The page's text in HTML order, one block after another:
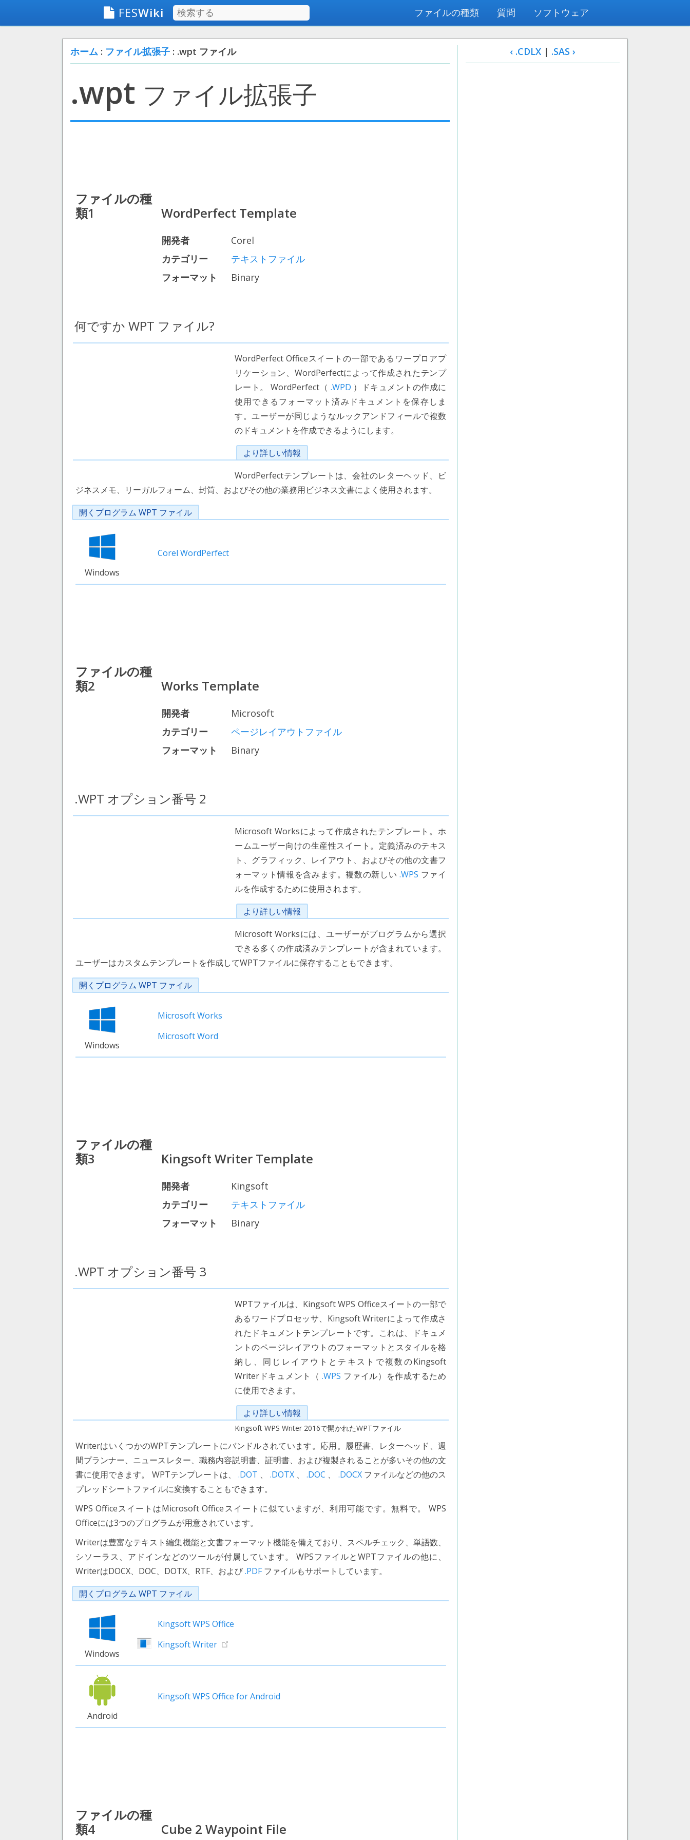
FESWiki ファイルの種類 質問 ソフトウェア
ホーム : ファイル拡張子 : .wpt ファイル
.wpt ファイル拡張子
ファイルの種
類1
WordPerfect Template
開発者
Corel
カテゴリー
テキストファイル
フォーマット
Binary
何ですか WPT ファイル?
WordPerfect Officeスイートの一部であるワープロアプ
リケーション、WordPerfectによって作成されたテンプ
レート。 WordPerfect（ .WPD ）ドキュメントの作成に
使用できるフォーマット済みドキュメントを保存しま
す。ユーザーが同じようなルックアンドフィールで複数
のドキュメントを作成できるようにします。
より詳しい情報
WordPerfectテンプレートは、会社のレターヘッド、ビ
ジネスメモ、リーガルフォーム、封筒、およびその他の業務用ビジネス文書によく使用されます。
開くプログラム WPT ファイル
Windows
Corel WordPerfect
ファイルの種
類2
Works Template
開発者
Microsoft
カテゴリー
ページレイアウトファイル
フォーマット
Binary
.WPT オプション番号 2
Microsoft Worksによって作成されたテンプレート。ホ
ームユーザー向けの生産性スイート。定義済みのテキス
ト、グラフィック、レイアウト、およびその他の文書フ
ォーマット情報を含みます。複数の新しい.WPS ファイ
ルを作成するために使用されます。
より詳しい情報
Microsoft Worksには、ユーザーがプログラムから選択
できる多くの作成済みテンプレートが含まれています。
ユーザーはカスタムテンプレートを作成してWPTファイルに保存することもできます。
開くプログラム WPT ファイル
Windows
Microsoft Works
Microsoft Word
ファイルの種
類3
Kingsoft Writer Template
開発者
Kingsoft
カテゴリー
テキストファイル
フォーマット
Binary
.WPT オプション番号 3
WPTファイルは、Kingsoft WPS Officeスイートの一部で
あるワードプロセッサ、Kingsoft Writerによって作成さ
れたドキュメントテンプレートです。これは、ドキュメ
ントのページレイアウトのフォーマットとスタイルを格
納し、同じレイアウトとテキストで複数のKingsoft
Writerドキュメント（.WPS ファイル）を作成するため
に使用できます。
より詳しい情報
Kingsoft WPS Writer 2016で開かれたWPTファイル
WriterはいくつかのWPTテンプレートにバンドルされています。応用。履歴書、レターヘッド、週
間プランナー、ニュースレター、職務内容説明書、証明書、および複製されることが多いその他の文
書に使用できます。 WPTテンプレートは、.DOT 、.DOTX 、.DOC 、 .DOCXファイルなどの他のス
プレッドシートファイルに変換することもできます。
WPS OfficeスイートはMicrosoft Officeスイートに似ていますが、利用可能です。無料で。 WPS
Officeには3つのプログラムが用意されています。
Writerは豊富なテキスト編集機能と文書フォーマット機能を備えており、スペルチェック、単語数、
シソーラス、アドインなどのツールが付属しています。 WPSファイルとWPTファイルの他に、
WriterはDOCX、DOC、DOTX、RTF、および.PDFファイルもサポートしています。
開くプログラム WPT ファイル
Windows
Kingsoft WPS Office
Kingsoft Writer
Android
Kingsoft WPS Office for Android
ファイルの種
類4
Cube 2 Waypoint File
‹ .CDLX | .SAS ›